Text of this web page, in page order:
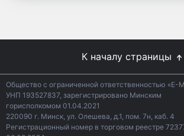
К началу страницы
Общество с ограниченной ответственностью «Е-
УНП 193527837, зарегистрировано Минским
горисполкомом 01.04.2021
220090 г. Минск, ул. Олешева, д.1, пом. 7н, каб. 4
Регистрационный номер в торговом реестре